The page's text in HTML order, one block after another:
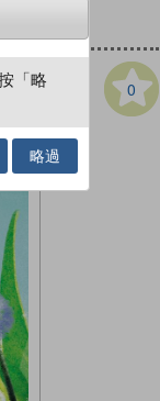
0
「略
略過